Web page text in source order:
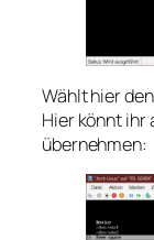
Wählt hier
Hier könnt ihr
übernehmen: